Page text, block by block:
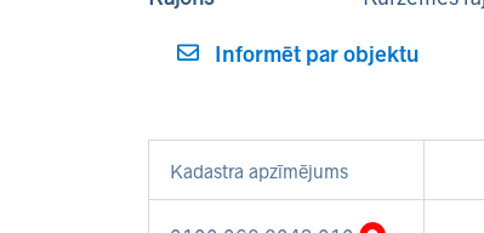
Informēt par objektu
Kadastra apzīmējums